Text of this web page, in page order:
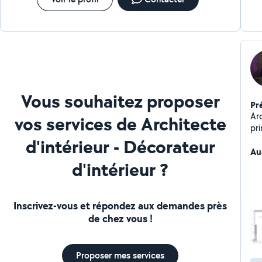
Vous souhaitez proposer
vos services de Architecte
d'intérieur - Décorateur
d'intérieur ?
Inscrivez-vous et répondez aux demandes près
de chez vous !
Proposer mes services